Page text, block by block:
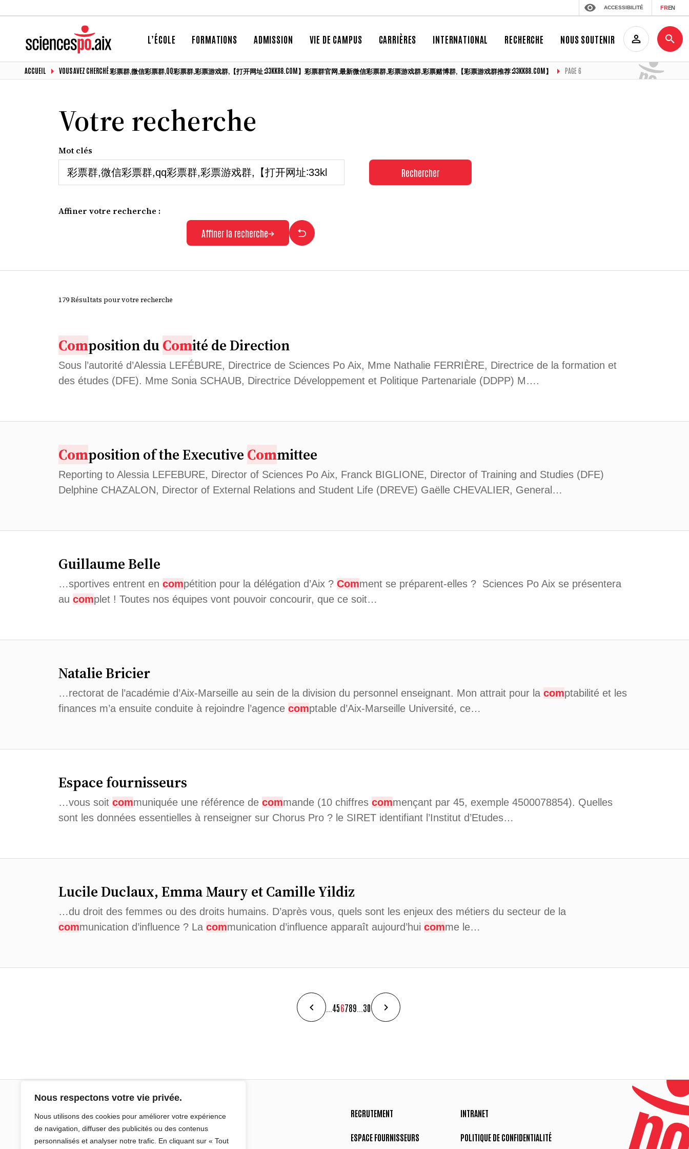
Nous respectons votre vie privée.
Nous utilisons des cookies pour améliorer votre expérience
de navigation, diffuser des publicités ou des contenus
personnalisés et analyser notre trafic. En cliquant sur « Tout
ACCESSIBILITÉ FREN
L’ÉCOLE FORMATIONS ADMISSION VIE DE CAMPUS CARRIÈRES INTERNATIONAL RECHERCHE NOUS SOUTENIR
ACCUEIL VOUS AVEZ CHERCHÉ 彩票群,微信彩票群,QQ彩票群,彩票游戏群,【打开网址∶33KK88.COM】彩票群官网,最新微信彩票群,彩票游戏群,彩票赌博群,【彩票游戏群推荐∶33KK88.COM】 PAGE 6
Votre recherche
Mot clés
Rechercher
Affiner votre recherche :
Affiner la recherche
179 Résultats pour votre recherche
Composition duComité de Direction
Sous l’autorité d’Alessia LEFÉBURE, Directrice de Sciences Po Aix, Mme Nathalie FERRIÈRE, Directrice de la formation et
des études (DFE). Mme Sonia SCHAUB, Directrice Développement et Politique Partenariale (DDPP) M….
Composition of the Executive Committee
Reporting to Alessia LEFEBURE, Director of Sciences Po Aix, Franck BIGLIONE, Director of Training and Studies (DFE)
Delphine CHAZALON, Director of External Relations and Student Life (DREVE) Gaëlle CHEVALIER, General…
Guillaume Belle
…sportives entrent en compétition pour la délégation d’Aix ? Comment se préparent-elles ? Sciences Po Aix se présentera
au complet ! Toutes nos équipes vont pouvoir concourir, que ce soit…
Natalie Bricier
…rectorat de l’académie d’Aix-Marseille au sein de la division du personnel enseignant. Mon attrait pour la comptabilité et les
finances m’a ensuite conduite à rejoindre l’agence comptable d’Aix-Marseille Université, ce…
Espace fournisseurs
…vous soit communiquée une référence de commande (10 chiffres commençant par 45, exemple 4500078854). Quelles
sont les données essentielles à renseigner sur Chorus Pro ? le SIRET identifiant l’Institut d’Etudes…
Lucile Duclaux, Emma Maury et Camille Yildiz
…du droit des femmes ou des droits humains. D’après vous, quels sont les enjeux des métiers du secteur de la
communication d’influence ? La communication d’influence apparaît aujourd’hui comme le…
456789 30
Sciences Po Aix
25 rue Gaston de Saporta
RECRUTEMENT
ESPACE FOURNISSEURS
INTRANET
POLITIQUE DE CONFIDENTIALITÉ